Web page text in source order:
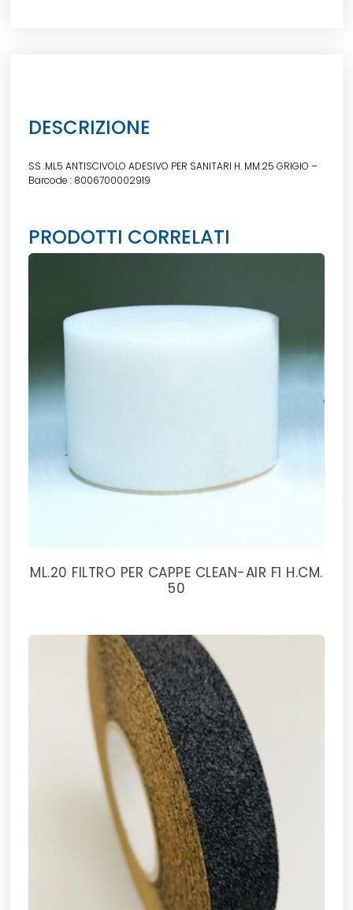
DESCRIZIONE
SS .ML5 ANTISCIVOLO ADESIVO PER SANITARI H. MM.25 GRIGIO –
Barcode : 8006700002919
PRODOTTI CORRELATI
ML.20 FILTRO PER CAPPE CLEAN-AIR F1 H.CM.
50